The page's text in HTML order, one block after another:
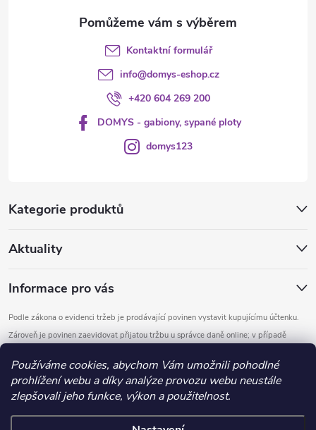
Používáme cookies, abychom Vám umožnili pohodlné
prohlížení webu a díky analýze provozu webu neustále
zlepšovali jeho funkce, výkon a použitelnost.
Kategorie produktů
Aktuality
Informace pro vás
Podle zákona o evidenci tržeb je prodávající povinen vystavit kupujícímu účtenku.
Zároveň je povinen zaevidovat přijatou tržbu u správce daně online; v případě
Kontaktní formulář
info@domys-eshop.cz
+420 604 269 200
DOMYS - gabiony, sypané ploty
domys123
Copyright 2026DOMYS. Všechna práva vyhrazena.